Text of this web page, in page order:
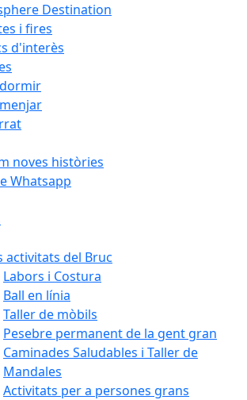
Destination
i fires
d'interès
noves històries
Whatsapp
activitats del Bruc
Labors i Costura
Ball en línia
Taller de mòbils
Pesebre permanent de la gent gran
Caminades Saludables i Taller de
Mandales
Activitats per a persones grans